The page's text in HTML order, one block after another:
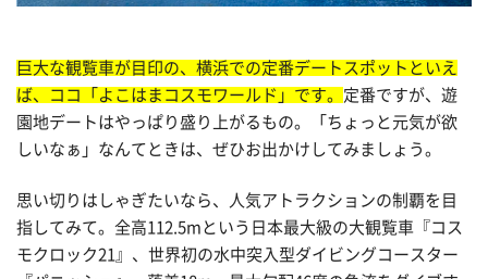
巨大な観覧車が目印の、横浜での定番デートスポットといえ
ば、ココ「よこはまコスモワールド」です。 定番ですが、遊
園地デートはやっぱり盛り上がるもの。「ちょっと元気が欲
しいなぁ」なんてときは、ぜひお出かけしてみましょう。
思い切りはしゃぎたいなら、人気アトラクションの制覇を目
指してみて。全高112.5mという日本最大級の大観覧車『コス
モクロック21』、世界初の水中突入型ダイビングコースター